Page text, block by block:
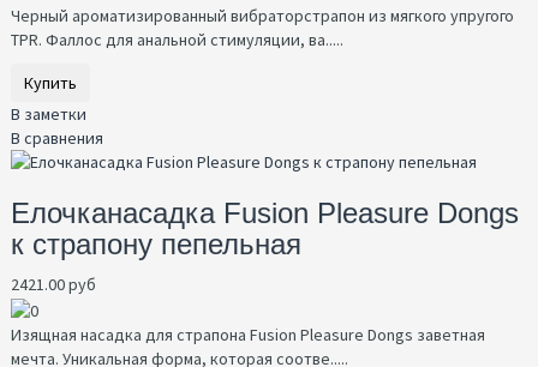
Черный ароматизированный вибраторстрапон из мягкого упругого
TPR. Фаллос для анальной стимуляции, ва.....
Купить
В заметки
В сравнения
Елочканасадка Fusion Pleasure Dongs
к страпону пепельная
2421.00 руб
Изящная насадка для страпона Fusion Pleasure Dongs заветная
мечта. Уникальная форма, которая соотве.....